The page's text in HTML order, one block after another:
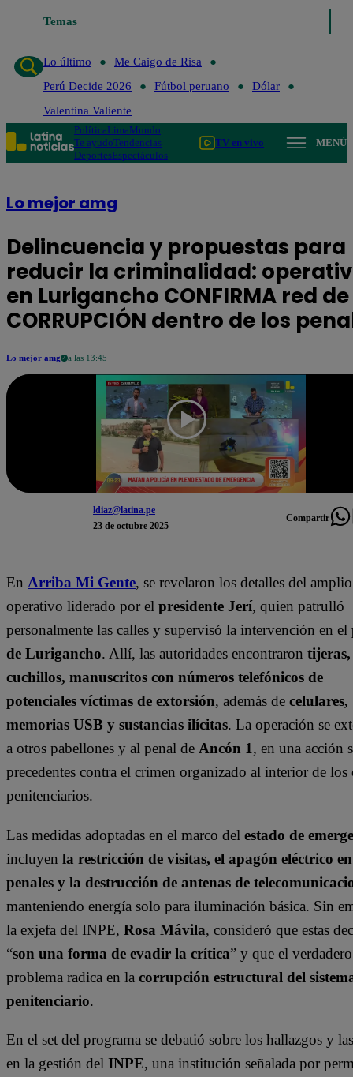
Temas
Lo último
Me Caigo de Risa
Perú Decide 2026
Fútbol peruano
Dólar
Valentina Valiente
PolíticaLimaMundo
Te ayudoTendencias
DeportesEspectáculos
TV en vivo MENÚ
Lo mejor amg
Delincuencia y propuestas para
reducir la criminalidad:
en Lurigancho CONFIRMA red de
CORRUPCIÓN dentro de los
Lo mejor amg a las 13:45
ldiaz@latina.pe
23 de octubre 2025
Compartir
En Arriba Mi Gente, se revelaron los detalles del amplio
operativo liderado por el presidente Jerí, quien patrulló
personalmente las calles y supervisó la intervención en el
de Lurigancho. Allí, las autoridades encontraron tijeras,
cuchillos, manuscritos con números telefónicos de
potenciales víctimas de extorsión, además de celulares,
memorias USB y sustancias ilícitas. La operación se
a otros pabellones y al penal de Ancón 1, en una acción
precedentes contra el crimen organizado al interior de los
penitenciarios.
Las medidas adoptadas en el marco del estado de
incluyen la restricción de visitas, el apagón eléctrico en
penales y la destrucción de antenas de
manteniendo energía solo para iluminación básica. Sin
la exjefa del INPE, Rosa Mávila, consideró que estas
“son una forma de evadir la crítica” y que el verdadero
problema radica en la corrupción estructural del
penitenciario.
En el set del programa se debatió sobre los hallazgos y
en la gestión del INPE, una institución señalada por